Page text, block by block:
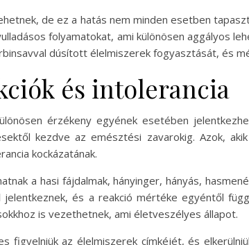
de ez a hatás nem minden esetben
folyamatokat, ami különösen aggályos
dúsított élelmiszerek fogyasztását, és
és intolerancia
érzékeny egyének esetében
kezdve az emésztési zavarokig. Azok,
kockázatának.
a hasi fájdalmak, hányinger, hányás,
és a reakció mértéke egyéntől
is vezethetnek, ami életveszélyes állapot.
figyelniük az élelmiszerek címkéjét, és